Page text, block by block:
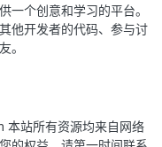
一个创意和学习的平台。
他开发者的代码、参与讨
。
站所有资源均来自网络